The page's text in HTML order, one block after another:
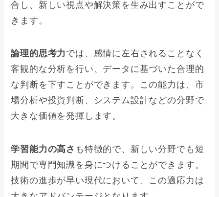
合し、新しい視点や解決策を生み出すことがで
きます。
論理的思考力 では、感情に左右されることなく
客観的な分析を行い、データに基づいた合理的
な判断を下すことができます。この能力は、市
場分析や投資判断、システム設計などの分野で
大きな価値を発揮します。
学習能力の高さ も特徴的で、新しい分野でも短
期間で専門知識を身につけることができます。
技術の進歩が早い現代において、この適応力は